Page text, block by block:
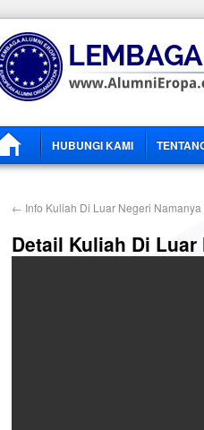
HUBUNGI KAMI
← Info Kuliah Di Luar Negeri Namanya
Detail Kuliah Di